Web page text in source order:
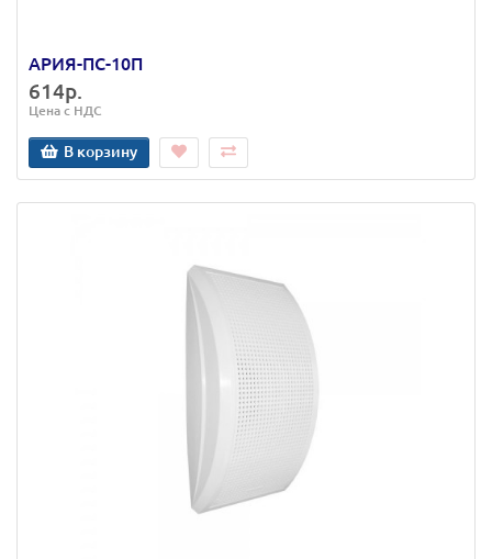
АРИЯ-ПС-10П
614р.
Цена с НДС
В корзину